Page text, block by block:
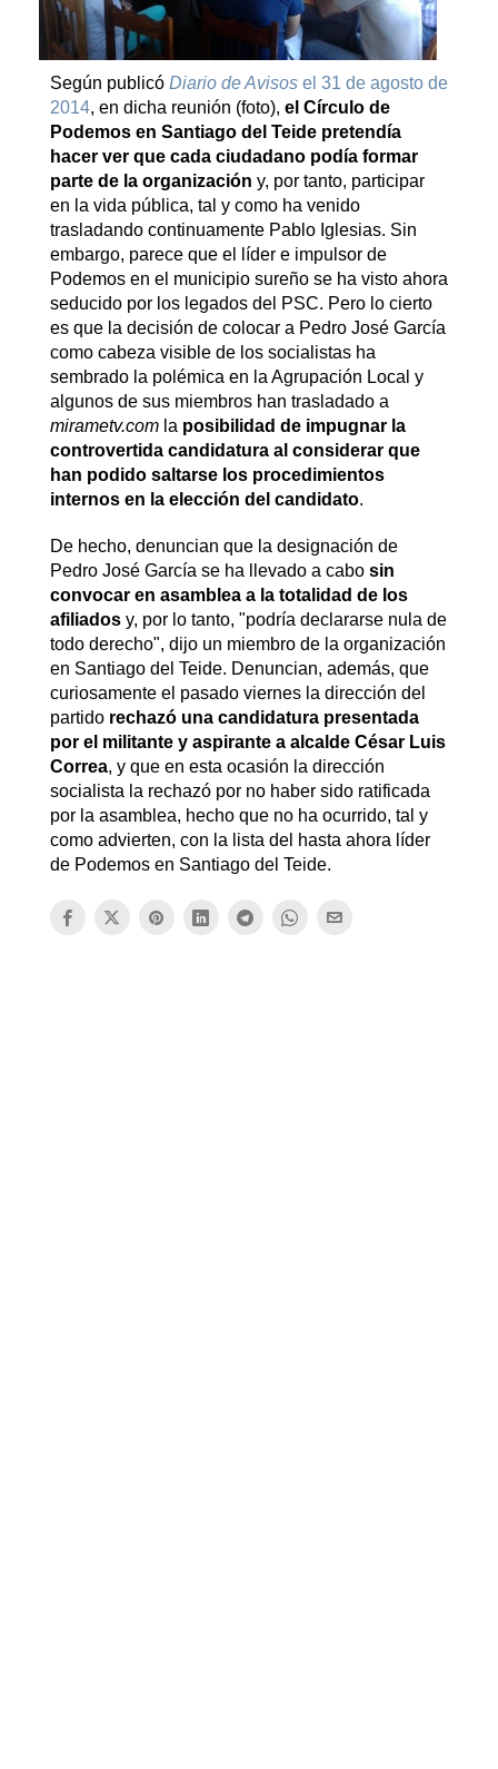
Según publicó Diario de Avisosel 31 de agosto de
2014, en dicha reunión (foto), el Círculo de
Podemos en Santiago del Teide pretendía
hacer ver que cada ciudadano podía formar
parte de la organización y, por tanto, participar
en la vida pública, tal y como ha venido
trasladando continuamente Pablo Iglesias. Sin
embargo, parece que el líder e impulsor de
Podemos en el municipio sureño se ha visto ahora
seducido por los legados del PSC. Pero lo cierto
es que la decisión de colocar a Pedro José García
como cabeza visible de los socialistas ha
sembrado la polémica en la Agrupación Local y
algunos de sus miembros han trasladado a
mirametv.comla posibilidad de impugnar la
controvertida candidatura al considerar que
han podido saltarse los procedimientos
internos en la elección del candidato.
De hecho, denuncian que la designación de
Pedro José García se ha llevado a cabo sin
convocar en asamblea a la totalidad de los
afiliadosy, por lo tanto, "podría declararse nula de
todo derecho", dijo un miembro de la organización
en Santiago del Teide. Denuncian, además, que
curiosamente el pasado viernes la dirección del
partido rechazó una candidatura presentada
por el militante y aspirante a alcalde César Luis
Correa, y que en esta ocasión la dirección
socialista la rechazó por no haber sido ratificada
por la asamblea, hecho que no ha ocurrido, tal y
como advierten, con la lista del hasta ahora líder
de Podemos en Santiago del Teide.